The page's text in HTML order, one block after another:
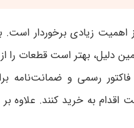
اهمیت زیادی برخوردار است.
دلیل، بهتر است قطعات را
فاکتور رسمی و
به خرید کنند.